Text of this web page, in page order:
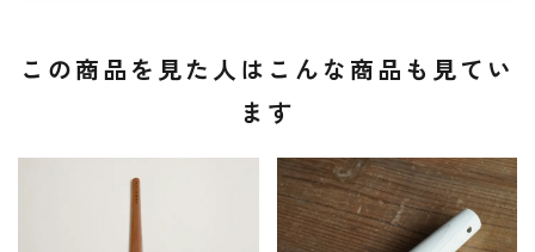
この商品を見た人はこんな商品も見てい
ます